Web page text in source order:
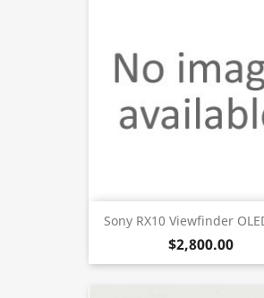
Sony RX10 Viewfinder
$2,800.00